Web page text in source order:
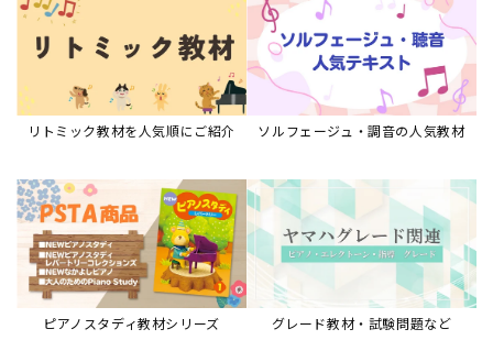
リトミック教材を人気順にご紹介 ソルフェージュ・調音の人気教材
ピアノスタディ教材シリーズ グレード教材・試験問題など